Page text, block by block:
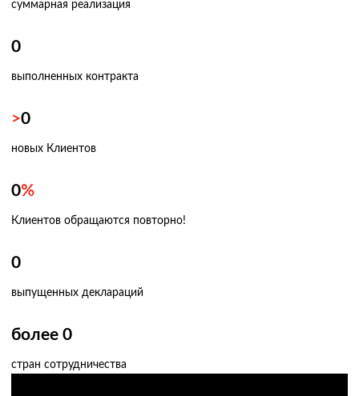
суммарная реализация
0
выполненных контракта
>0
новых Клиентов
0%
Клиентов обращаются повторно!
0
выпущенных деклараций
более 0
стран сотрудничества